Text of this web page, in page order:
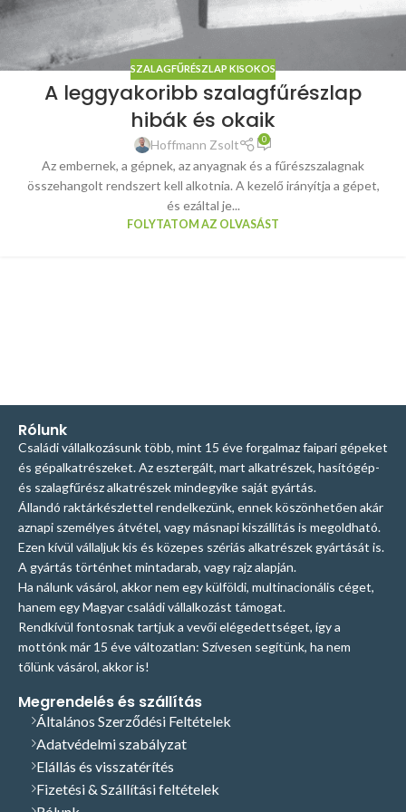
SZALAGFŰRÉSZLAP KISOKOS
A leggyakoribb szalagfűrészlap
hibák és okaik
Hoffmann Zsolt 0
Az embernek, a gépnek, az anyagnak és a fűrészszalagnak
összehangolt rendszert kell alkotnia. A kezelő irányítja a gépet,
és ezáltal je...
FOLYTATOM AZ OLVASÁST
Rólunk
Családi vállalkozásunk több, mint 15 éve forgalmaz faipari gépeket
és gépalkatrészeket. Az esztergált, mart alkatrészek, hasítógép-
és szalagfűrész alkatrészek mindegyike saját gyártás.
Állandó raktárkészlettel rendelkezünk, ennek köszönhetően akár
aznapi személyes átvétel, vagy másnapi kiszállítás is megoldható.
Ezen kívül vállaljuk kis és közepes szériás alkatrészek gyártását is.
A gyártás történhet mintadarab, vagy rajz alapján.
Ha nálunk vásárol, akkor nem egy külföldi, multinacionális céget,
hanem egy Magyar családi vállalkozást támogat.
Rendkívül fontosnak tartjuk a vevői elégedettséget, így a
mottónk már 15 éve változatlan: Szívesen segítünk, ha nem
tőlünk vásárol, akkor is!
Megrendelés és szállítás
Általános Szerződési Feltételek
Adatvédelmi szabályzat
Elállás és visszatérítés
Fizetési & Szállítási feltételek